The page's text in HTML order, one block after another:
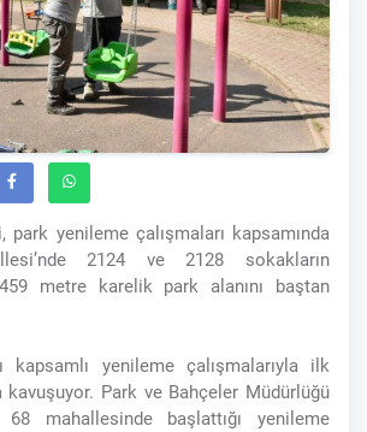
park yenileme çalışmaları kapsamında
2124 ve 2128 sokakların
metre karelik park alanını baştan
kapsamlı yenileme çalışmalarıyla ilk
Park ve Bahçeler Müdürlüğü
mahallesinde başlattığı yenileme